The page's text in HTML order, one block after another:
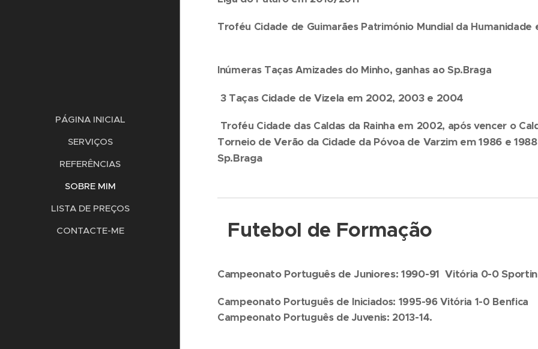
PÁGINA INICIAL
SERVIÇOS
REFERÊNCIAS
SOBRE MIM
LISTA DE PREÇOS
CONTACTE-ME
Troféu Cidade de Guimarães Património Mundial da
Inúmeras Taças Amizades do Minho, ganhas ao Sp.Braga
3 Taças Cidade de Vizela em 2002, 2003 e 2004
Troféu Cidade das Caldas da Rainha em 2002, após vencer o
Torneio de Verão da Cidade da Póvoa de Varzim em 1986 e
Sp.Braga
Futebol de Formação
Campeonato Português de Juniores: 1990-91 Vitória 0-0
Campeonato Português de Iniciados: 1995-96 Vitória 1-0 Benfica
Campeonato Português de Juvenis: 2013-14.